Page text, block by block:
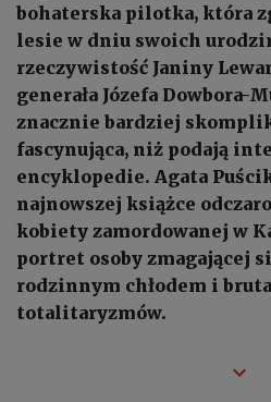
bohaterska pilotka, która
lesie w dniu swoich
rzeczywistość Janiny
generała Józefa Dowbora-
znacznie bardziej
fascynująca, niż podają
encyklopedie. Agata
najnowszej książce
kobiety zamordowanej w
portret osoby zmagającej
rodzinnym chłodem i
totalitaryzmów.